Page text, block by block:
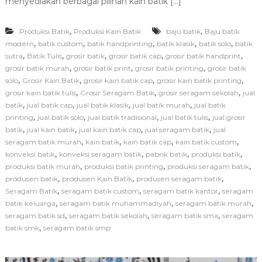
r
i
k
a
t
i
k
b
a
u
s
:
S
o
s
Produksi Batik, Produksi Kain Batik baju batik, Baju batik
modern, batik custom, batik handprinting, batik klasik, batik solo, batik
sutra, Batik Tulis, grosir batik, grosir batik cap, grosir batik handprint,
grosir batik murah, grosir batik print, grosir batik printing, grosir batik
solo, Grosir Kain Batik, grosir kain batik cap, grosir kain batik printing,
grosir kain batik tulis, Grosir Seragam Batik, grosir seragam sekolah, jual
batik, jual batik cap, jual batik klasik, jual batik murah, jual batik
printing, jual batik solo, jual batik tradisional, jual batik tulis, jual grosir
batik, jual kain batik, jual kain batik cap, jual seragam batik, jual
seragam batik murah, kain batik, kain batik cap, kain batik custom,
konveksi batik, konveksi seragam batik, pabrik batik, produksi batik,
produksi batik murah, produksi batik printing, produksi seragam batik,
produsen batik, produsen Kain Batik, produsen seragam batik,
Seragam Batik, seragam batik custom, seragam batik kantor, seragam
batik keluarga, seragam batik muhammadiyah, seragam batik murah,
seragam batik sd, seragam batik sekolah, seragam batik sma, seragam
batik smk, seragam batik smp